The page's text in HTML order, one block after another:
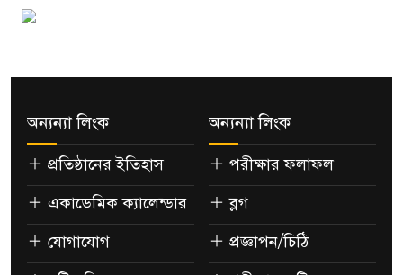
অন্যন্যা লিংক
প্রতিষ্ঠানের ইতিহাস
একাডেমিক ক্যালেন্ডার
যোগাযোগ
অন্যন্যা লিংক
পরীক্ষার ফলাফল
ব্লগ
প্রজ্ঞাপন/চিঠি